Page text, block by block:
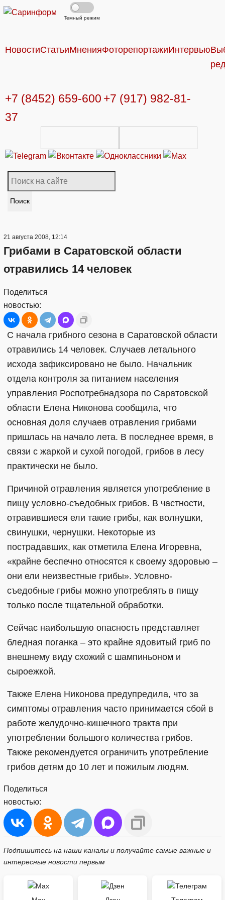
Темный режим
НовостиСтатьиМненияФоторепортажиИнтервью
+7 (8452) 659-600 +7 (917) 982-81-
37
Поиск
21 августа 2008, 12:14
Грибами в Саратовской области
отравились 14 человек
Поделиться
новостью:
С начала грибного сезона в Саратовской области
отравились 14 человек. Случаев летального
исхода зафиксировано не было. Начальник
отдела контроля за питанием населения
управления Роспотребнадзора по Саратовской
области Елена Никонова сообщила, что
основная доля случаев отравления грибами
пришлась на начало лета. В последнее время, в
связи с жаркой и сухой погодой, грибов в лесу
практически не было.
Причиной отравления является употребление в
пищу условно-съедобных грибов. В частности,
отравившиеся ели такие грибы, как волнушки,
свинушки, чернушки. Некоторые из
пострадавших, как отметила Елена Игоревна,
«крайне беспечно относятся к своему здоровью –
они ели неизвестные грибы». Условно-
съедобные грибы можно употреблять в пищу
только после тщательной обработки.
Сейчас наибольшую опасность представляет
бледная поганка – это крайне ядовитый гриб по
внешнему виду схожий с шампиньоном и
сыроежкой.
Также Елена Никонова предупредила, что за
симптомы отравления часто принимается сбой в
работе желудочно-кишечного тракта при
употреблении большого количества грибов.
Также рекомендуется ограничить употребление
грибов детям до 10 лет и пожилым людям.
Поделиться
новостью:
Подпишитесь на наши каналы и получайте самые важные и
интересные новости первым